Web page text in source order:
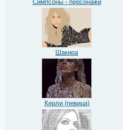
Симпсоны - персонажи
Шакира
Керли (певица)